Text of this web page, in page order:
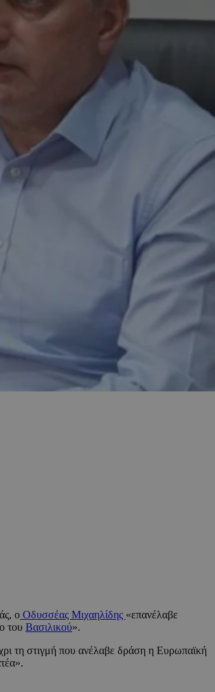
ο Οδυσσέας Μιχαηλίδης «επανέλαβε
του Βασιλικού».
τη στιγμή που ανέλαβε δράση η Ευρωπαϊκή